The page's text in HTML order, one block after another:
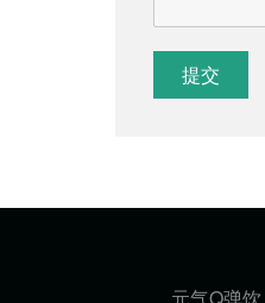
提交
元气Q弹饮